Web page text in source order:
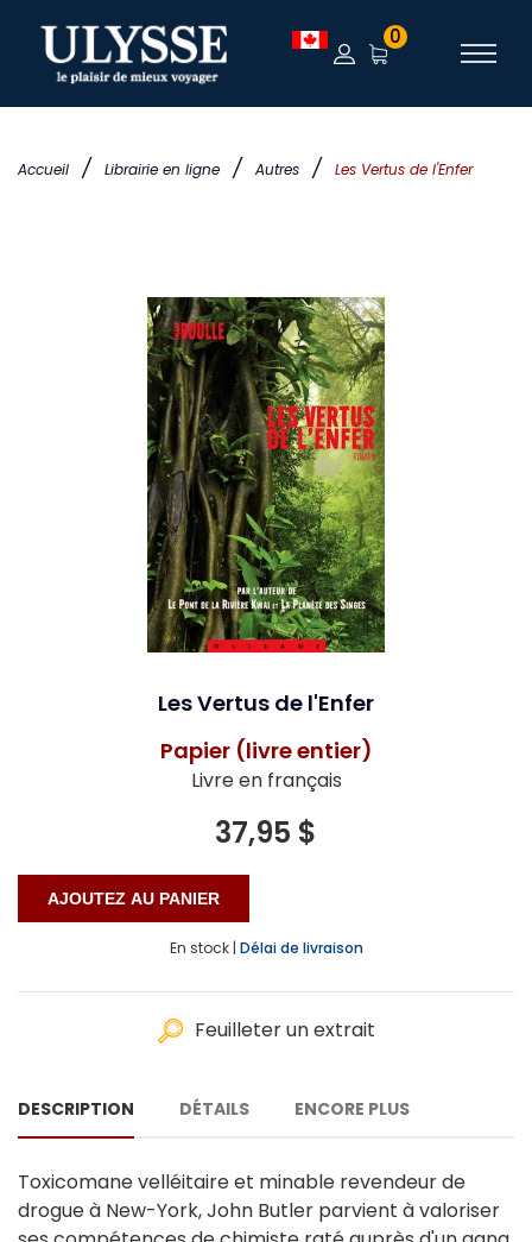
Accueil / Librairie en ligne / Autres / Les Vertus de l'Enfer
0
Les Vertus de l'Enfer
Papier (livre entier)
Livre en français
37,95 $
En stock | Délai de livraison
Feuilleter un extrait
DESCRIPTION DÉTAILS ENCORE PLUS
Toxicomane velléitaire et minable revendeur de
drogue à New-York, John Butler parvient à valoriser